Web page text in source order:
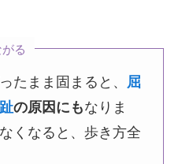
る
たまま固まると、 屈
の原因にもなりま
くなると、歩き方全